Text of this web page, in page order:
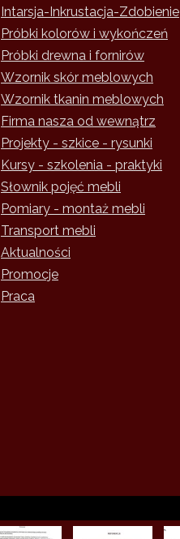
Intarsja-Inkrustacja-Zdobienie
Próbki kolorów i wykończeń
Próbki drewna i fornirów
Wzornik skór meblowych
Wzornik tkanin meblowych
Firma nasza od wewnątrz
Projekty - szkice - rysunki
Kursy - szkolenia - praktyki
Słownik pojęć mebli
Pomiary - montaż mebli
Transport mebli
Aktualności
Promocje
Praca